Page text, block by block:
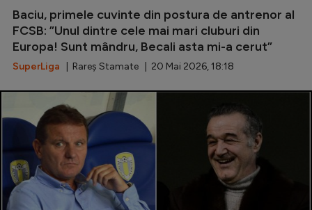
Baciu, primele cuvinte din postura de antrenor al
FCSB: ”Unul dintre cele mai mari cluburi din
Europa! Sunt mândru, Becali asta mi-a cerut”
SuperLiga | Rareș Stamate | 20 Mai 2026, 18:18